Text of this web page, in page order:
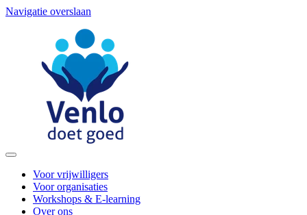
Navigatie overslaan
Voor vrijwilligers
Voor organisaties
Workshops & E-learning
Over ons